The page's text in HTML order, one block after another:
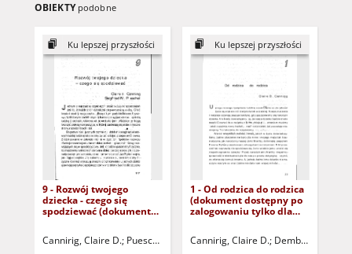
OBIEKTY podobne
Ku lepszej przyszłości
9 - Rozwój twojego
dziecka - czego się
spodziewać (dokument
dysfunkcją wzroku)
Cannirig, Claire D. Pueschel, Siegfried M. Dembińska, Anna - tł.
Ku lepszej przyszłości
1 - Od rodzica do rodzica
(dokument dostępny po
zalogowaniu tylko dla
Cannirig, Claire D. Dembińska, Anna